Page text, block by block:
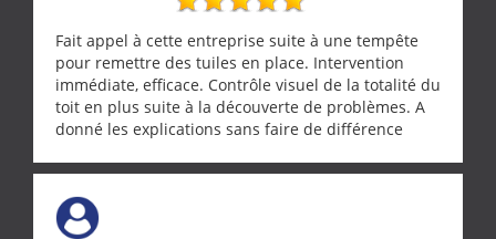
Fait appel à cette entreprise suite à une tempête
pour remettre des tuiles en place. Intervention
immédiate, efficace. Contrôle visuel de la totalité du
toit en plus suite à la découverte de problèmes. A
donné les explications sans faire de différence